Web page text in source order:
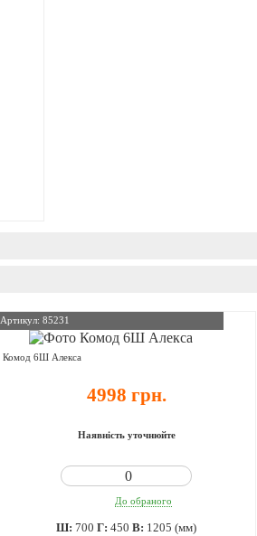
Артикул: 85231
Комод 6Ш Алекса
4998 грн.
Наявність уточнюйте
До обраного
Ш:700 Г:450 В: 1205 (мм)